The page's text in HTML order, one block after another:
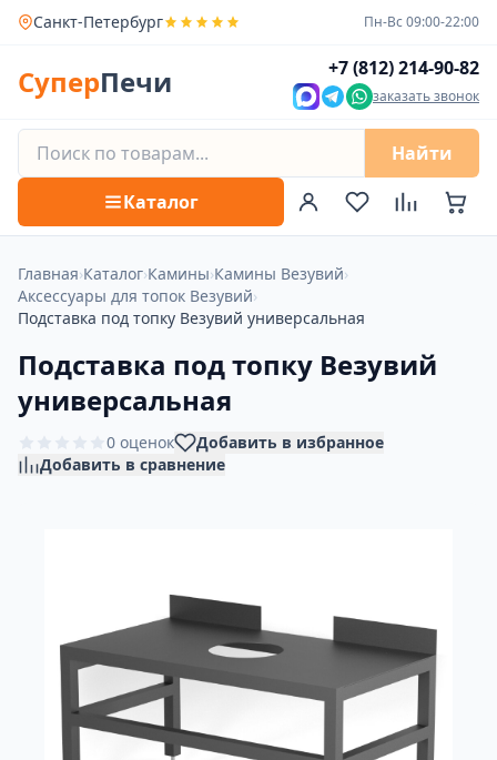
Санкт-Петербург Пн-Вс 09:00-22:00
СуперПечи +7 (812) 214-90-82
заказать звонок
Найти
Каталог
Главная›Каталог›Камины›Камины Везувий›
Аксессуары для топок Везувий›
Подставка под топку Везувий универсальная
Подставка под топку Везувий
универсальная
0 оценок
Добавить в избранное
Добавить в сравнение